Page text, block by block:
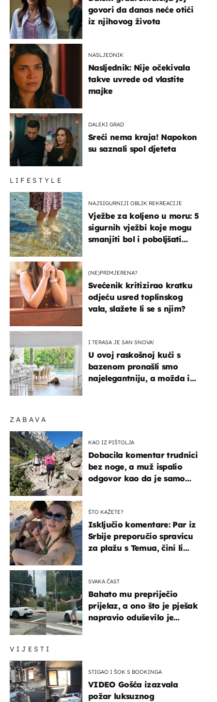
VIJESTI
STIGAO I ŠOK S BOOKINGA
VIDEO Gošća izazvala
požar luksuznog
ZABAVA
KAO IZ PIŠTOLJA
Dobacila komentar trudnici
bez noge, a muž ispalio
odgovor kao da je samo
ŠTO KAŽETE?
Isključio komentare: Par iz
Srbije preporučio spravicu
za plažu s Temua, čini li
SVAKA ČAST
Bahato mu prepriječio
prijelaz, a ono što je pješak
napravio oduševilo je
govori da danas neće otići
iz njihovog života
NASLJEDNIK
Nasljednik: Nije očekivala
takve uvrede od vlastite
majke
DALEKI GRAD
Sreći nema kraja! Napokon
su saznali spol djeteta
LIFESTYLE
NAJSIGURNIJI OBLIK REKREACIJE
Vježbe za koljeno u moru: 5
sigurnih vježbi koje mogu
smanjiti bol i poboljšati
(NE)PRIMJERENA?
Svećenik kritizirao kratku
odjeću usred toplinskog
vala, slažete li se s njim?
I TERASA JE SAN SNOVA!
U ovoj raskošnoj kući s
bazenom pronašli smo
najelegantniju, a možda i